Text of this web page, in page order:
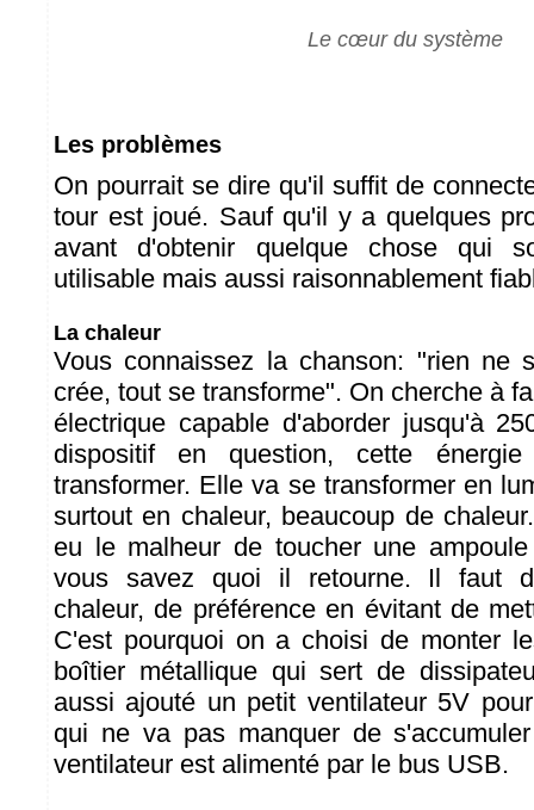
Le cœur du système
Les problèmes
On pourrait se dire qu'il suffit de
tour est joué. Sauf qu'il y a quelques
avant d'obtenir quelque chose qui
utilisable mais aussi raisonnablement
La chaleur
Vous connaissez la chanson: "rien ne
crée, tout se transforme". On cherche à
électrique capable d'aborder jusqu'à
dispositif en question, cette
transformer. Elle va se transformer en
surtout en chaleur, beaucoup de
eu le malheur de toucher une
vous savez quoi il retourne. Il faut
chaleur, de préférence en évitant de
C'est pourquoi on a choisi de monter
boîtier métallique qui sert de
aussi ajouté un petit ventilateur 5V
qui ne va pas manquer de
ventilateur est alimenté par le bus USB.